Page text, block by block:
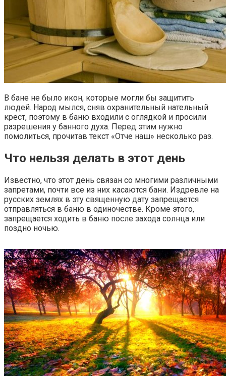
В бане не было икон, которые могли бы защитить
людей. Народ мылся, сняв охранительный нательный
крест, поэтому в баню входили с оглядкой и просили
разрешения у банного духа. Перед этим нужно
помолиться, прочитав текст «Отче наш» несколько раз.
Что нельзя делать в этот день
Известно, что этот день связан со многими различными
запретами, почти все из них касаются бани. Издревле на
русских землях в эту священную дату запрещается
отправляться в баню в одиночестве. Кроме этого,
запрещается ходить в баню после захода солнца или
поздно ночью.